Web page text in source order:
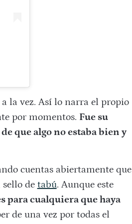
la vez. Así lo narra el propio
por momentos. Fue su
que algo no estaba bien y
cuentas abiertamente que
sello de tabú. Aunque este
para cualquiera que haya
de una vez por todas el